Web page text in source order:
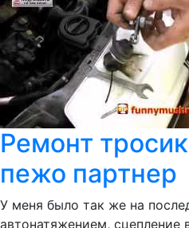
Ремонт
пежо партнер
У меня было так же на
автонатяжением,